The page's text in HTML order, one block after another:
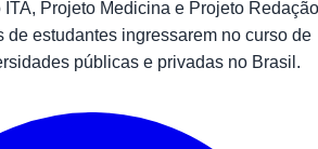
Projeto Medicina e Projeto
de estudantes ingressarem no curso de
públicas e privadas no Brasil.